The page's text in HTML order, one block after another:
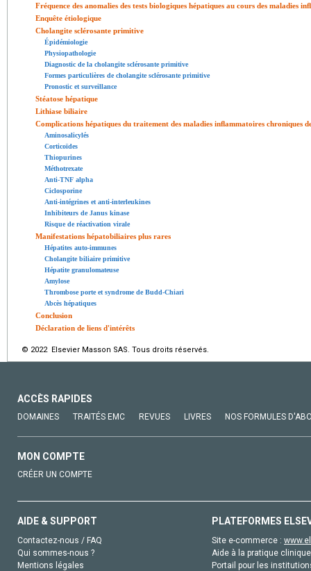
Fréquence des anomalies des tests biologiques hépatiques au cours des maladies
Enquête étiologique
Cholangite sclérosante primitive
Épidémiologie
Physiopathologie
Diagnostic de la cholangite sclérosante primitive
Formes particulières de cholangite sclérosante primitive
Pronostic et surveillance
Stéatose hépatique
Lithiase biliaire
Complications hépatiques du traitement des maladies inﬂammatoires chroniques
Aminosalicylés
Corticoïdes
Thiopurines
Méthotrexate
Anti-TNF alpha
Ciclosporine
Anti-intégrines et anti-interleukines
Inhibiteurs de Janus kinase
Risque de réactivation virale
Manifestations hépatobiliaires plus rares
Hépatites auto-immunes
Cholangite biliaire primitive
Hépatite granulomateuse
Amylose
Thrombose porte et syndrome de Budd-Chiari
Abcès hépatiques
Conclusion
Déclaration de liens d'intérêts
© 2022 Elsevier Masson SAS. Tous droits réservés.
ACCÈS RAPIDES
DOMAINES TRAITÉS EMC REVUES LIVRES NOS FORMULES
MON COMPTE
CRÉER UN COMPTE
AIDE & SUPPORT
Contactez-nous / FAQ
Qui sommes-nous ?
Mentions légales
PLATEFORMES
Site e-commerce :
Aide à la pratique
Portail pour les